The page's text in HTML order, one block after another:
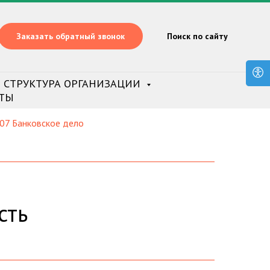
Заказать обратный звонок Поиск по сайту
СТРУКТУРА ОРГАНИЗАЦИИ
Банковское дело